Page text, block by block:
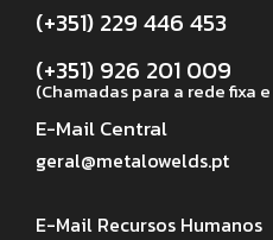
(+351) 229 446 453
(+351) 926 201 009
(Chamadas para a rede fixa
E-Mail Central
geral@metalowelds.pt
E-Mail Recursos Humanos